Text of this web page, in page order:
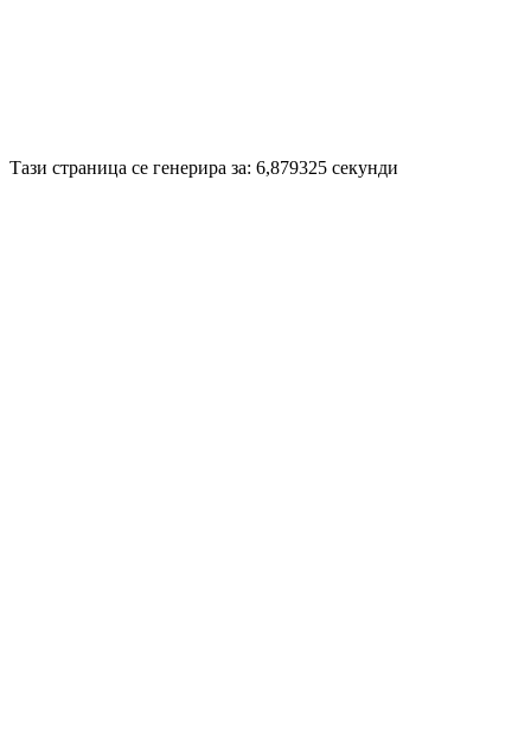
Тази страница се генерира за: 6,879325 секунди